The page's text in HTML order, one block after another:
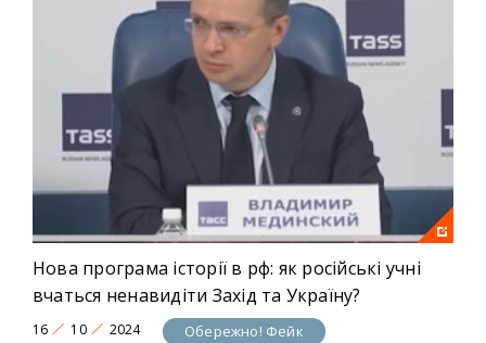
Нова програма історії в рф: як російські учні
вчаться ненавидіти Захід та Україну?
16 10 2024 Обережно! Фейк